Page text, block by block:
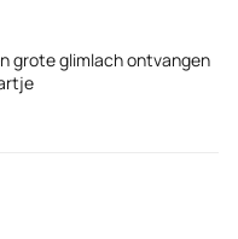
grote glimlach ontvangen